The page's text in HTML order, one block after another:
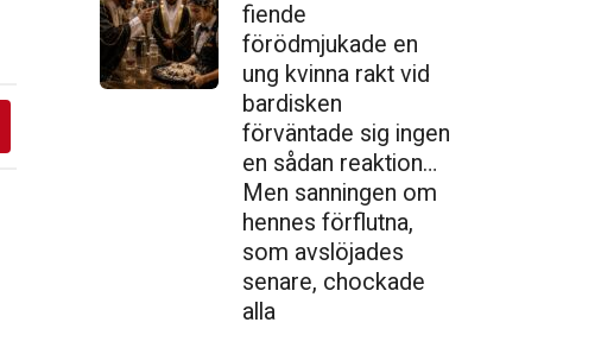
fiende
förödmjukade en
ung kvinna rakt vid
bardisken
förväntade sig ingen
en sådan reaktion…
Men sanningen om
hennes förflutna,
som avslöjades
senare, chockade
alla